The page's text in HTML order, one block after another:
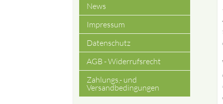
News
Impressum
Datenschutz
AGB - Widerrufsrecht
Zahlungs,- und
Versandbedingungen